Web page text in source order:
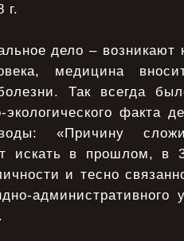
г.
дело –
медицина
Так всегда
экологического факта
«Причину
искать в прошлом, в
и тесно
административного